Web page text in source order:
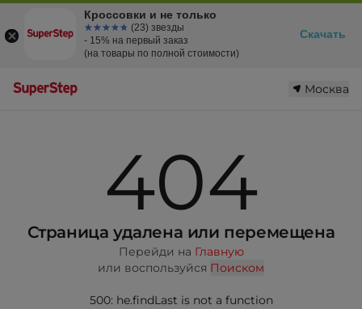
Москва
404
Страница удалена или перемещена
Перейди на Главную
или воспользуйся Поиском
500: he.findLast is not a function
Кроссовки и не только
☆☆☆☆☆
★★★★★ (23) звезды
- 15% на первый заказ
(на товары по полной стоимости)
Скачать